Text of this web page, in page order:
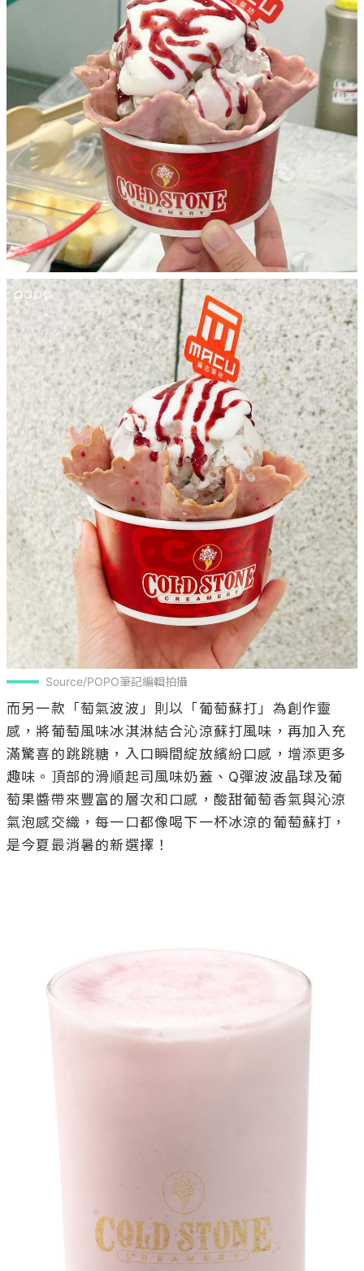
Source/POPO筆記編輯拍攝
而另一款「萄氣波波」則以「葡萄蘇打」為創作靈
感，將葡萄風味冰淇淋結合沁涼蘇打風味，再加入充
滿驚喜的跳跳糖，入口瞬間綻放繽紛口感，增添更多
趣味。頂部的滑順起司風味奶蓋、Q彈波波晶球及葡
萄果醬帶來豐富的層次和口感，酸甜葡萄香氣與沁涼
氣泡感交織，每一口都像喝下一杯冰涼的葡萄蘇打，
是今夏最消暑的新選擇！